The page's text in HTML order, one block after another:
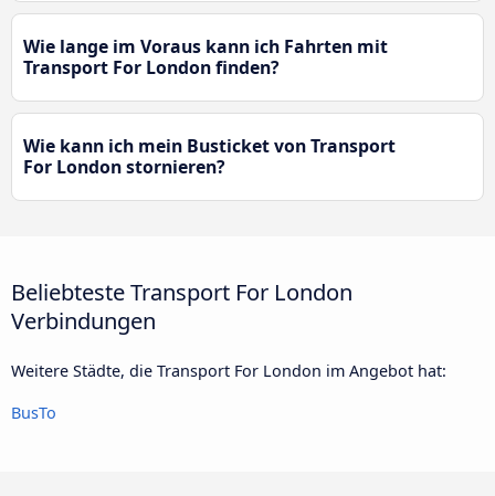
Wie lange im Voraus kann ich Fahrten mit
Transport For London finden?
Wie kann ich mein Busticket von Transport
For London stornieren?
Beliebteste Transport For London
Verbindungen
Weitere Städte, die Transport For London im Angebot hat:
BusTo